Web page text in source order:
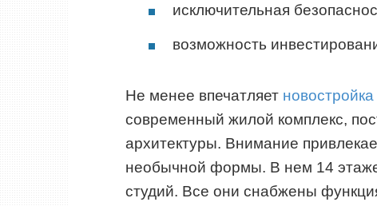
исключительная
возможность
Не менее впечатляет
современный жилой комплекс,
архитектуры. Внимание
необычной формы. В нем 14
студий. Все они снабжены